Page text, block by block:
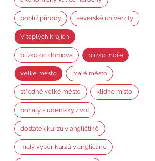
poblíž přírody severské univerzity
V teplých krajích
blízko od domova blízko moře
velké město malé město
středně velké město klidné místo
bohatý studentský život
dostatek kurzů v angličtině
malý výběr kurzů v angličtině